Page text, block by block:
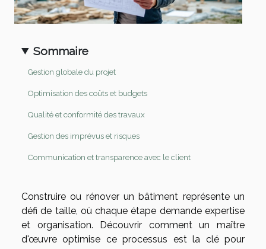
Sommaire
Gestion globale du projet
Optimisation des coûts et budgets
Qualité et conformité des travaux
Gestion des imprévus et risques
Communication et transparence avec le client
Construire ou rénover un bâtiment représente un
défi de taille, où chaque étape demande expertise
et organisation. Découvrir comment un maître
d'œuvre optimise ce processus est la clé pour